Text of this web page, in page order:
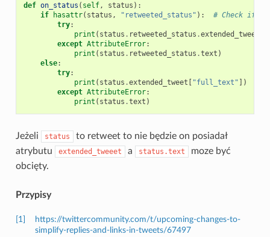
def on_status ( self, status ):
if
hasattr( status , "retweeted_status" ):
# Check if
try:
print ( status . retweeted_status .extended_tweet
except AttributeError:
print ( status . retweeted_status .text )
else:
try:
print ( status .extended_tweet [ "full_text" ])
except AttributeError:
print ( status .text )
Jeżeli status
to retweet to nie będzie on posiadał
atrybutu
extended_tweeet a status.text
moze być
obcięty.
Przypisy
[1]
https://twittercommunity.com/t/upcoming-changes-to-
simplify-replies-and-links-in-tweets/67497